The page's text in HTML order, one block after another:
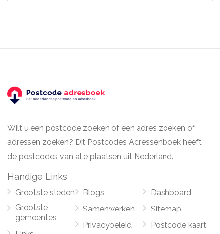
Wilt u een postcode zoeken of een adres zoeken of
adressen zoeken? Dit Postcodes Adressenboek heeft
de postcodes van alle plaatsen uit Nederland.
Handige Links
Grootste steden
Grootste
gemeentes
Blogs
Samenwerken
Privacybeleid
Dashboard
Sitemap
Postcode kaart